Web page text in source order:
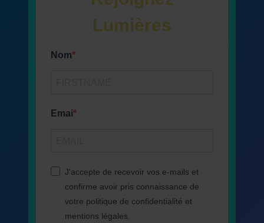
Lumières
Nom
Emai
J'accepte de recevoir vos e-mails et
confirme avoir pris connaissance de
votre politique de confidentialité et
mentions légales.